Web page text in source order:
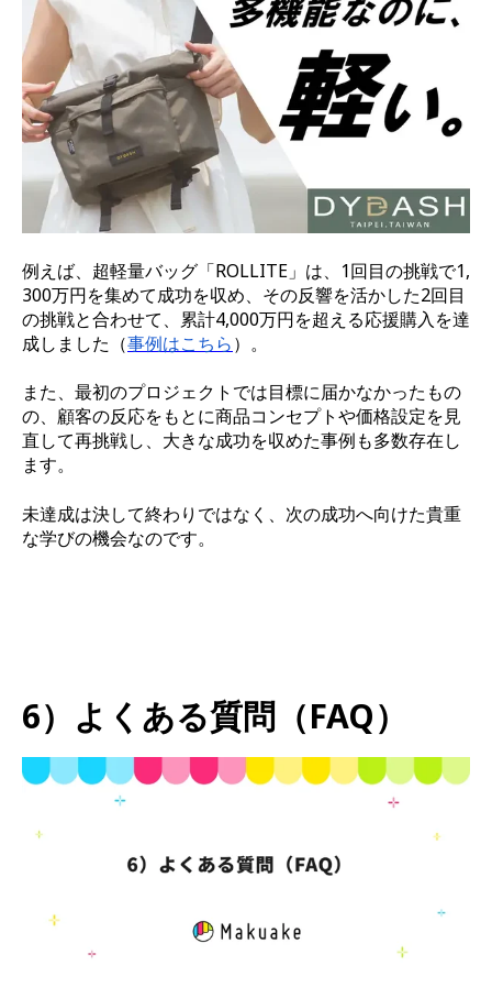
例えば、超軽量バッグ「ROLLITE」は、1回目の挑戦で1,
300万円を集めて成功を収め、その反響を活かした2回目
の挑戦と合わせて、累計4,000万円を超える応援購入を達
成しました（事例はこちら）。
また、最初のプロジェクトでは目標に届かなかったもの
の、顧客の反応をもとに商品コンセプトや価格設定を見
直して再挑戦し、大きな成功を収めた事例も多数存在し
ます。
未達成は決して終わりではなく、次の成功へ向けた貴重
な学びの機会なのです。
6）よくある質問（FAQ）